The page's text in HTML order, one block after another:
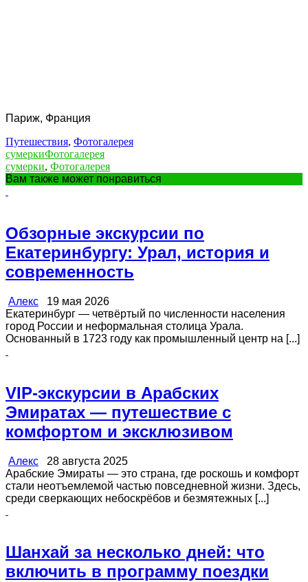
Париж, Франция
Путешествия, Фотогалерея
сумеркиФотогалерея
сумерки, Фотогалерея
Вам также может понравиться
Обзорные экскурсии по
Екатеринбургу: Урал, история и
современность
Алекс 19 мая 2026
Екатеринбург — четвёртый по численности населения
город России и неформальная столица Урала.
Основанный в 1723 году как промышленный центр на [...]
VIP-экскурсии в Арабских
Эмиратах — путешествие с
комфортом и эксклюзивом
Алекс 28 августа 2025
Арабские Эмираты — это страна, где роскошь и комфорт
стали неотъемлемой частью повседневной жизни. Здесь,
среди сверкающих небоскрёбов и безмятежных [...]
Шанхай за несколько дней: что
включить в программу поездки